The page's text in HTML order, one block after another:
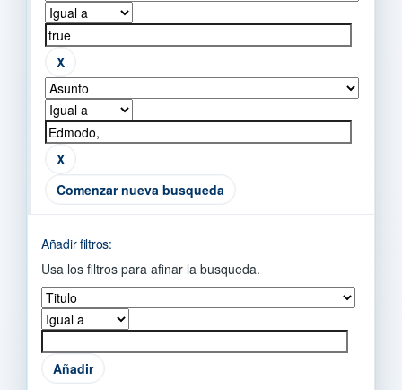
Comenzar nueva busqueda
Añadir filtros:
Usa los filtros para afinar la busqueda.